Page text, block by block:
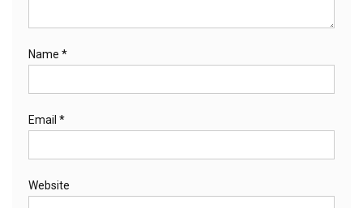
Name *
Email *
Website